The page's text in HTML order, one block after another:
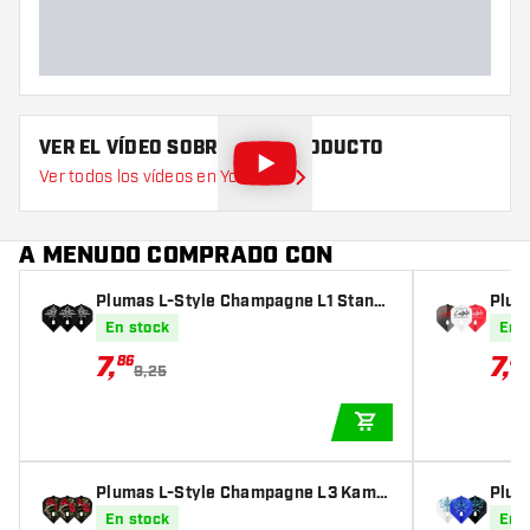
VER EL VÍDEO SOBRE ESTE PRODUCTO
Ver todos los vídeos en YouTube
A MENUDO COMPRADO CON
Plumas L-Style Champagne L1 Stand
ard Fallon Sherrock V3 Black
En stock
7,86
9,25
Plumas L-Style Champagne L3 Kami
Lisa Ashton Black
En stock
En
7,86
ard
En